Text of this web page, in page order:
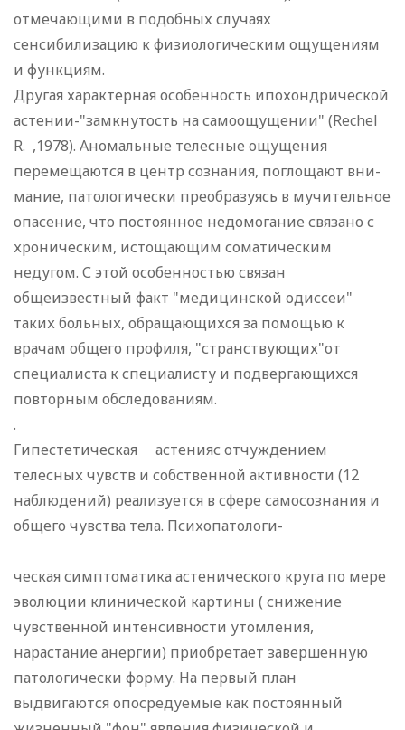
отмечающими в подобных случаях
сенсибилизацию к физиологическим ощущениям
и функциям.
Другая характерная особенность ипохондрической
астении-"замкнутость на самоощущении" (Rechel
R. ,1978). Аномальные телесные ощущения
перемещаются в центр сознания, поглощают вни-
мание, патологически преобразуясь в мучительное
опасение, что постоянное недомогание связано с
хроническим, истощающим соматическим
недугом. С этой особенностью связан
общеизвестный факт "медицинской одиссеи"
таких больных, обращающихся за помощью к
врачам общего профиля, "странствующих"от
специалиста к специалисту и подвергающихся
повторным обследованиям.
.
Гипестетическая астенияс отчуждением
телесных чувств и собственной активности (12
наблюдений) реализуется в сфере самосознания и
общего чувства тела. Психопатологи-
ческая симптоматика астенического круга по мере
эволюции клинической картины ( снижение
чувственной интенсивности утомления,
нарастание анергии) приобретает завершенную
патологически форму. На первый план
выдвигаются опосредуемые как постоянный